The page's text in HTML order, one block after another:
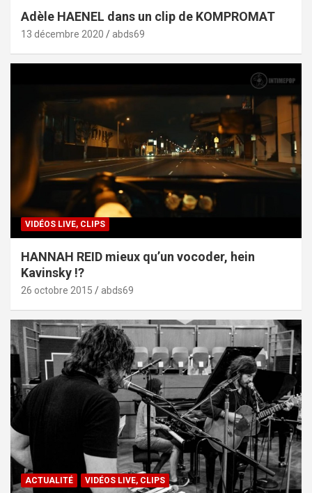
Adèle HAENEL dans un clip de KOMPROMAT
13 décembre 2020 abds69
VIDÉOS LIVE, CLIPS
HANNAH REID mieux qu’un vocoder, hein
Kavinsky !?
26 octobre 2015 abds69
ACTUALITÉ VIDÉOS LIVE, CLIPS